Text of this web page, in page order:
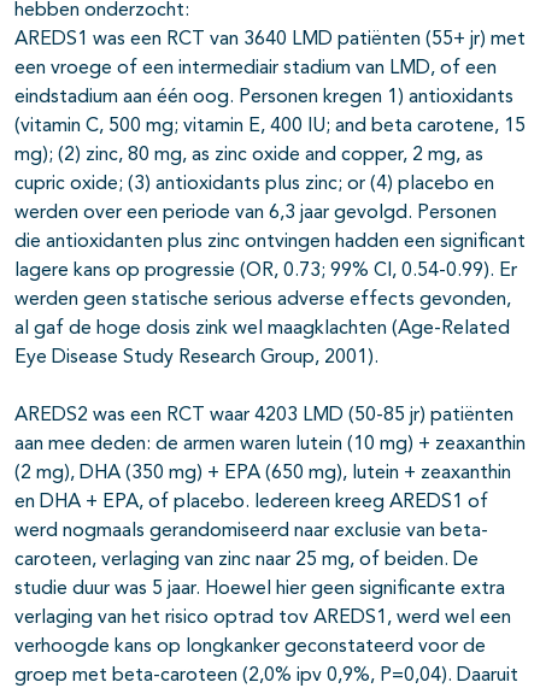
hebben onderzocht:
AREDS1 was een RCT van 3640 LMD patiënten (55+ jr) met
een vroege of een intermediair stadium van LMD, of een
eindstadium aan één oog. Personen kregen 1) antioxidants
(vitamin C, 500 mg; vitamin E, 400 IU; and beta carotene, 15
mg); (2) zinc, 80 mg, as zinc oxide and copper, 2 mg, as
cupric oxide; (3) antioxidants plus zinc; or (4) placebo en
werden over een periode van 6,3 jaar gevolgd. Personen
die antioxidanten plus zinc ontvingen hadden een significant
lagere kans op progressie (OR, 0.73; 99% CI, 0.54-0.99). Er
werden geen statische serious adverse effects gevonden,
al gaf de hoge dosis zink wel maagklachten (Age-Related
Eye Disease Study Research Group, 2001).
AREDS2 was een RCT waar 4203 LMD (50-85 jr) patiënten
aan mee deden: de armen waren lutein (10 mg) + zeaxanthin
(2 mg), DHA (350 mg) + EPA (650 mg), lutein + zeaxanthin
en DHA + EPA, of placebo. Iedereen kreeg AREDS1 of
werd nogmaals gerandomiseerd naar exclusie van beta-
caroteen, verlaging van zinc naar 25 mg, of beiden. De
studie duur was 5 jaar. Hoewel hier geen significante extra
verlaging van het risico optrad tov AREDS1, werd wel een
verhoogde kans op longkanker geconstateerd voor de
groep met beta-caroteen (2,0% ipv 0,9%, P=0,04). Daaruit